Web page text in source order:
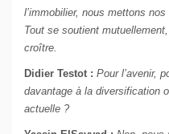
l’immobilier, nous mettons
Tout se soutient
croître.
Didier Testot : Pour l’avenir,
davantage à la diversification
actuelle ?